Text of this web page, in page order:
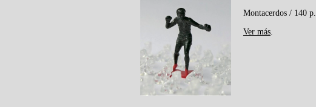
Montacerdos / 140 p.
Ver más.